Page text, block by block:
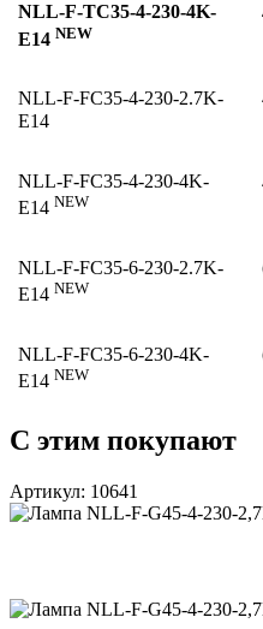
NLL-F-TC35-4-230-4K-
E14 NEW
NLL-F-FC35-4-230-2.7K-
E14
NLL-F-FC35-4-230-4K-
E14 NEW
NLL-F-FC35-6-230-2.7K-
E14 NEW
NLL-F-FC35-6-230-4K-
E14 NEW
С этим покупают
Артикул: 10641